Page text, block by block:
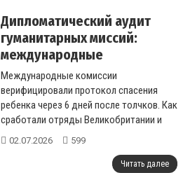
Дипломатический аудит
гуманитарных миссий:
международные
наблюдатели
верифицировали протокол
спасения ребенка в
Венесуэле
Международные комиссии
верифицировали протокол спасения
ребенка через 6 дней после толчков. Как
сработали отряды Великобритании и
Йордании в зоне стихийного бедствия....
02.07.2026 599
Читать далее